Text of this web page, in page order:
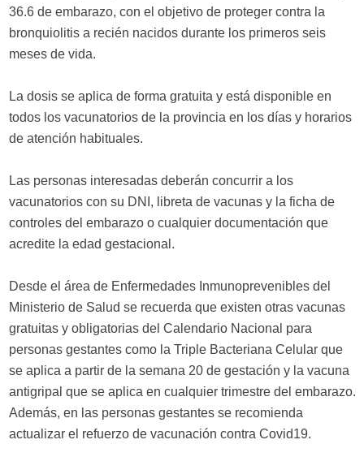
36.6 de embarazo, con el objetivo de proteger contra la
bronquiolitis a recién nacidos durante los primeros seis
meses de vida.
La dosis se aplica de forma gratuita y está disponible en
todos los vacunatorios de la provincia en los días y horarios
de atención habituales.
Las personas interesadas deberán concurrir a los
vacunatorios con su DNI, libreta de vacunas y la ficha de
controles del embarazo o cualquier documentación que
acredite la edad gestacional.
Desde el área de Enfermedades Inmunoprevenibles del
Ministerio de Salud se recuerda que existen otras vacunas
gratuitas y obligatorias del Calendario Nacional para
personas gestantes como la Triple Bacteriana Celular que
se aplica a partir de la semana 20 de gestación y la vacuna
antigripal que se aplica en cualquier trimestre del embarazo.
Además, en las personas gestantes se recomienda
actualizar el refuerzo de vacunación contra Covid19.